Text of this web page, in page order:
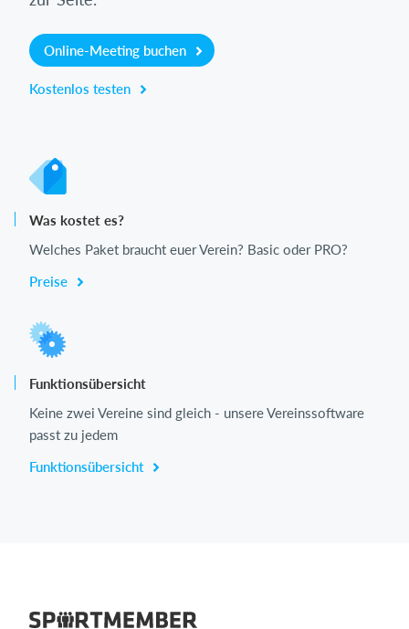
Online-Meeting buchen
Kostenlos testen
Was kostet es?
Welches Paket braucht euer Verein? Basic oder PRO?
Preise
Funktionsübersicht
Keine zwei Vereine sind gleich - unsere Vereinssoftware
passt zu jedem
Funktionsübersicht